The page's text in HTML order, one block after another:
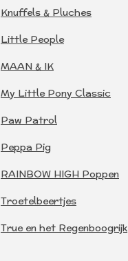
Knuffels & Pluches
Little People
MAAN & IK
My Little Pony Classic
Paw Patrol
Peppa Pig
RAINBOW HIGH Poppen
Troetelbeertjes
True en het Regenboogrijk